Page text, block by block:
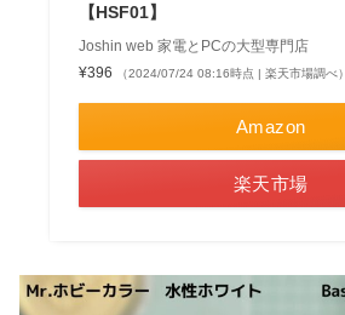
【HSF01】
Joshin web 家電とPCの大型専門店
¥396
（2024/07/24 08:16時点 | 楽天市場調べ）
Amazon
楽天市場